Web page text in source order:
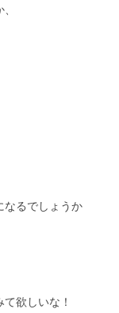
なるでしょうか
欲しいな！